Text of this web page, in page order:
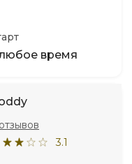
время
3.1